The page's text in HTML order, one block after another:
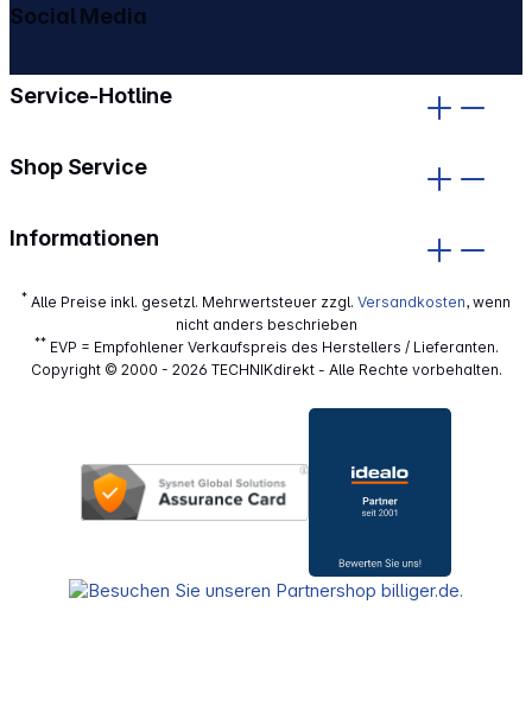
Service-Hotline
Shop Service
Informationen
Social Media
* Alle Preise inkl. gesetzl. Mehrwertsteuer zzgl. Versandkosten, wenn
nicht anders beschrieben
**EVP = Empfohlener Verkaufspreis des Herstellers / Lieferanten.
Copyright © 2000 - 2026 TECHNIKdirekt - Alle Rechte vorbehalten.